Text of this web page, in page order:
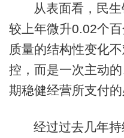
从表面看，民
较上年微升0.02个
质量的结构性变化
控，而是一次主动
期稳健经营所支付的
经过过去几年